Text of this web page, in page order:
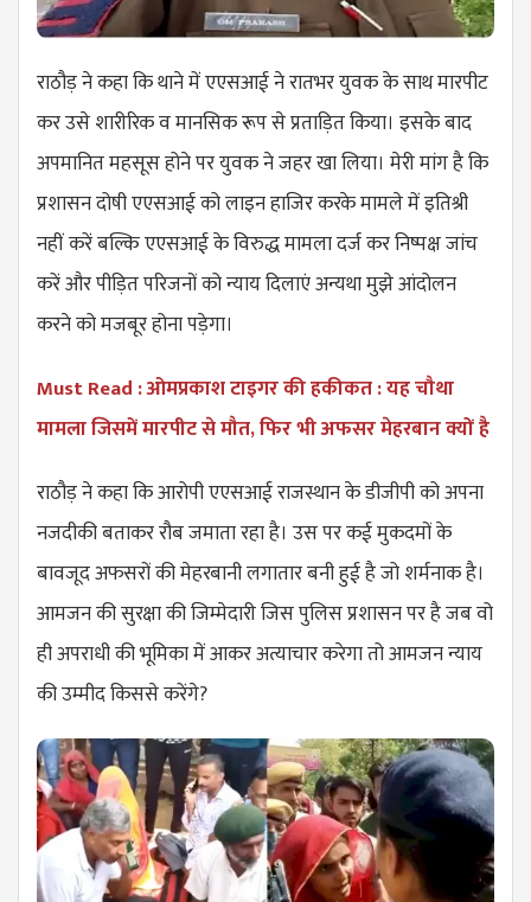
राठौड़ ने कहा कि थाने में एएसआई ने रातभर युवक के साथ मारपीट
कर उसे शारीरिक व मानसिक रूप से प्रताड़ित किया। इसके बाद
अपमानित महसूस होने पर युवक ने जहर खा लिया। मेरी मांग है कि
प्रशासन दोषी एएसआई को लाइन हाजिर करके मामले में इतिश्री
नहीं करें बल्कि एएसआई के विरुद्ध मामला दर्ज कर निष्पक्ष जांच
करें और पीड़ित परिजनों को न्याय दिलाएं अन्यथा मुझे आंदोलन
करने को मजबूर होना पड़ेगा।
Must Read : ओमप्रकाश टाइगर की हकीकत : यह चौथा
मामला जिसमें मारपीट से मौत, फिर भी अफसर मेहरबान क्यों है
राठौड़ ने कहा कि आरोपी एएसआई राजस्थान के डीजीपी को अपना
नजदीकी बताकर रौब जमाता रहा है। उस पर कई मुकदमों के
बावजूद अफसरों की मेहरबानी लगातार बनी हुई है जो शर्मनाक है।
आमजन की सुरक्षा की जिम्मेदारी जिस पुलिस प्रशासन पर है जब वो
ही अपराधी की भूमिका में आकर अत्याचार करेगा तो आमजन न्याय
की उम्मीद किससे करेंगे?